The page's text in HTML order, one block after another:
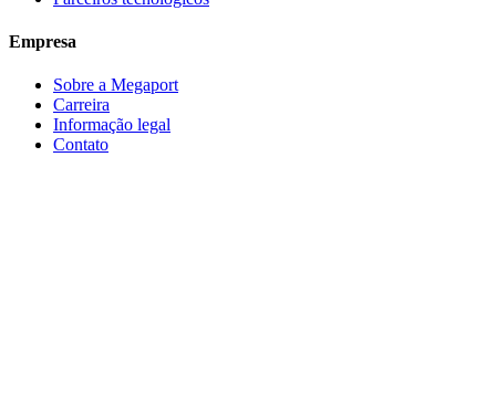
Empresa
Sobre a Megaport
Carreira
Informação legal
Contato